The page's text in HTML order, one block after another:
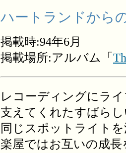
ハートランドから
掲載時:94年6月
掲載場所:アルバム「
レコーディングにラ
支えてくれたすばら
同じスポットライト
楽屋ではお互いの成